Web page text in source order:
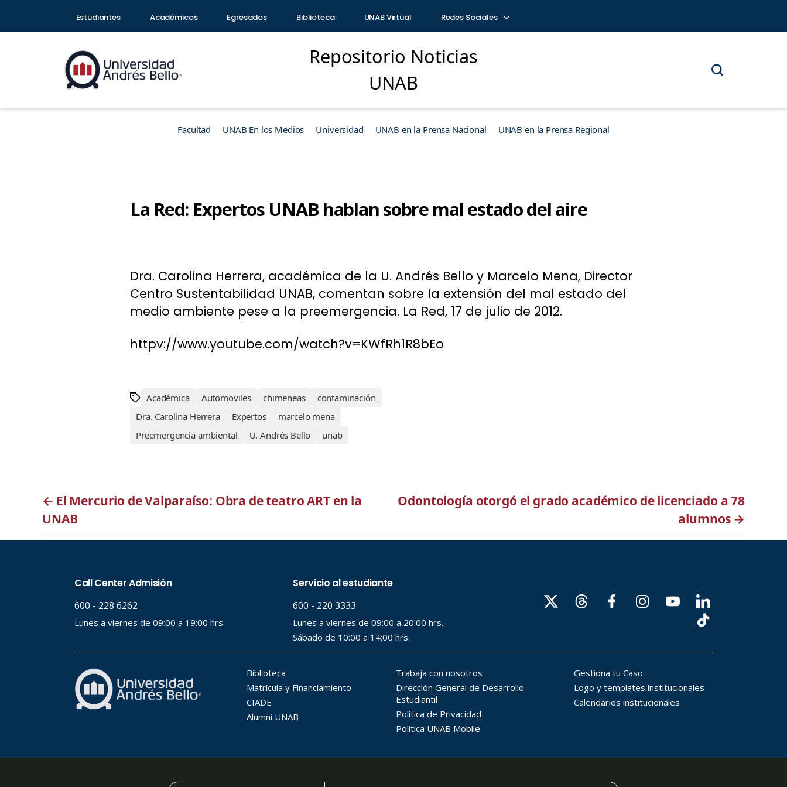
Estudiantes Académicos Egresados Biblioteca UNAB Virtual Redes Sociales
Repositorio Noticias
UNAB
Facultad UNAB En los Medios Universidad UNAB en la Prensa Nacional UNAB en la Prensa Regional
La Red: Expertos UNAB hablan sobre mal estado del aire
Dra. Carolina Herrera, académica de la U. Andrés Bello y Marcelo Mena, Director
Centro Sustentabilidad UNAB, comentan sobre la extensión del mal estado del
medio ambiente pese a la preemergencia. La Red, 17 de julio de 2012.
httpv://www.youtube.com/watch?v=KWfRh1R8bEo
Académica Automoviles chimeneas
contaminación
Dra. Carolina Herrera
Expertos
marcelo mena
Preemergencia ambiental
U. Andrés Bello unab
← El Mercurio de Valparaíso: Obra de teatro ART en la
UNAB
Odontología otorgó el grado académico de licenciado a 78
alumnos →